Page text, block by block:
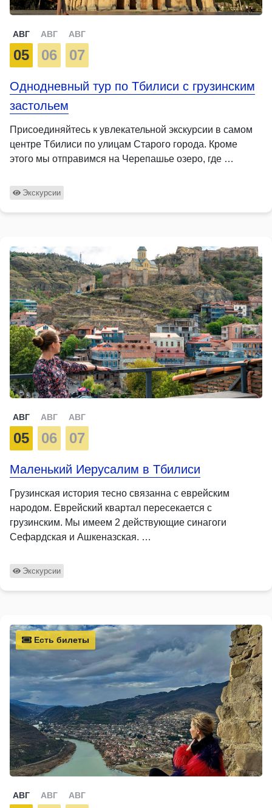
АВГ
05
АВГ
06
АВГ
07
Однодневный тур по Тбилиси с грузинским
застольем
Присоединяйтесь к увлекательной экскурсии в самом
центре Тбилиси по улицам Старого города. Кроме
этого мы отправимся на Черепашье озеро, где …
Экскурсии
АВГ
05
АВГ
06
АВГ
07
Маленький Иерусалим в Тбилиси
Грузинская история тесно связанна с еврейским
народом. Еврейский квартал пересекается с
грузинским. Мы имеем 2 действующие синагоги
Сефардская и Ашкеназская. …
Экскурсии
Есть билеты
АВГ АВГ АВГ